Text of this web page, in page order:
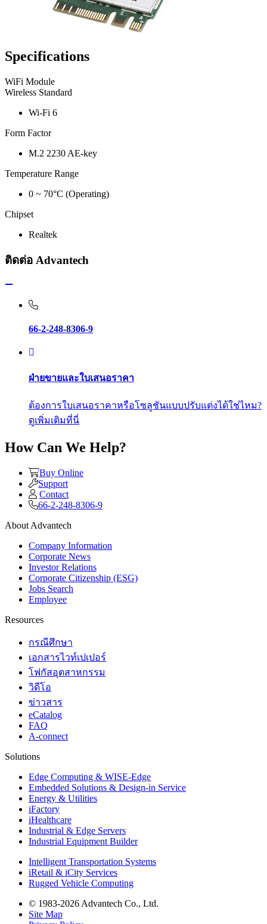
Specifications
WiFi Module
Wireless Standard
Wi-Fi 6
Form Factor
M.2 2230 AE-key
Temperature Range
0 ~ 70°C (Operating)
Chipset
Realtek
ติดต่อ Advantech
66-2-248-8306-9
ฝ่ายขายและใบเสนอราคา
ต้องการใบเสนอราคาหรือโซลูชันแบบปรับแต่งได้ใช่ไหม?
ดูเพิ่มเติมที่นี่
How Can We Help?
Buy Online
Support
Contact
66-2-248-8306-9
About Advantech
Company Information
Corporate News
Investor Relations
Corporate Citizenship (ESG)
Jobs Search
Employee
Resources
กรณีศึกษา
เอกสารไวท์เปเปอร์
โฟกัสอุตสาหกรรม
วิดีโอ
ข่าวสาร
eCatalog
FAQ
A-connect
Solutions
Edge Computing & WISE-Edge
Embedded Solutions & Design-in Service
Energy & Utilities
iFactory
iHealthcare
Industrial & Edge Servers
Industrial Equipment Builder
Intelligent Transportation Systems
iRetail & iCity Services
Rugged Vehicle Computing
© 1983-2026 Advantech Co., Ltd.
Site Map